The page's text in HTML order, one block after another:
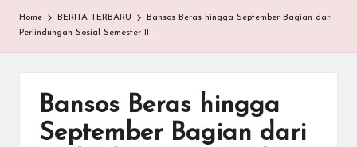
A
N
Home BERITA TERBARU
Bansos Beras hingga September Bagian dari
Perlindungan Sosial Semester II
Bansos Beras hingga
September Bagian dari